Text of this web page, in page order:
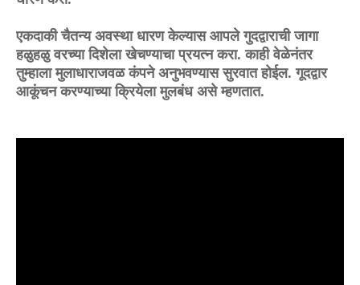
एकदाकी चैतन्य अवस्था धारण केल्यास आपले गुदद्वाराची जागा
हळुहळु वरच्या दिशेला खेचण्याचा प्रयत्न करा. काही वेळेनंतर
तुम्हाला मुलाधाराजवळ कंपने अनुभवण्यास सुरवात होईल. गूदद्वार
आकूंचन करण्याच्या क्रियेला मुलबंध असे म्हणतात.